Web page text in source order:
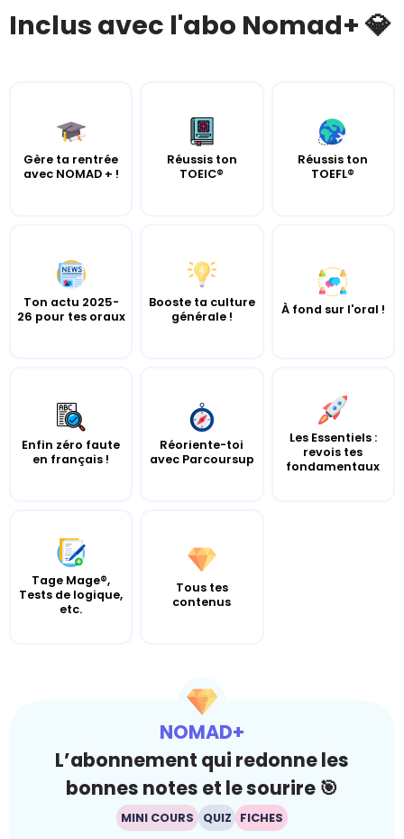
Inclus avec l'abo Nomad+ 💎
Gère ta rentrée
avec NOMAD + !
Réussis ton
TOEIC®
Réussis ton
TOEFL®
Ton actu 2025-
26 pour tes oraux
Booste ta culture
générale !
À fond sur l'oral !
Enfin zéro faute
en français !
Réoriente-toi
avec Parcoursup
Les Essentiels :
revois tes
fondamentaux
Tage Mage®,
Tests de logique,
etc.
Tous tes
contenus
NOMAD+
L’abonnement qui redonne les
bonnes notes et le sourire 🎯
MINI COURS QUIZ FICHES